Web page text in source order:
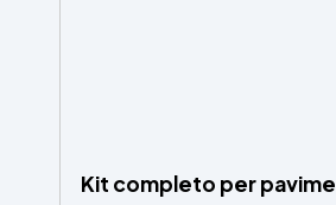
Kit completo per